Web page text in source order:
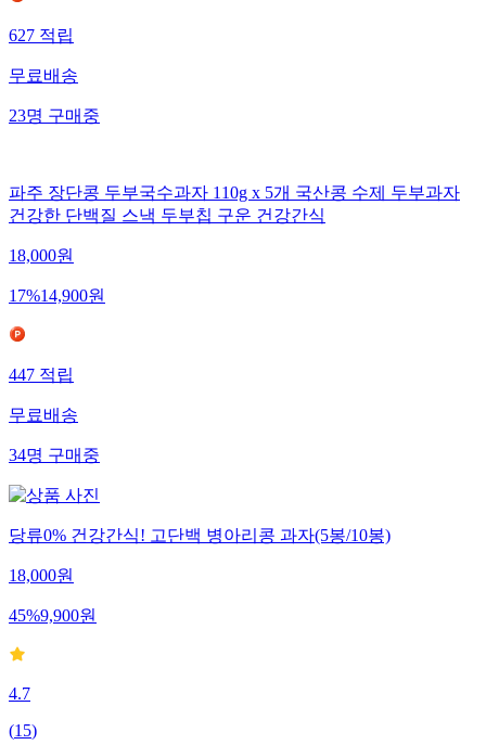
627 적립
무료배송
23명 구매중
파주 장단콩 두부국수과자 110g x 5개 국산콩 수제 두부과자
건강한 단백질 스낵 두부칩 구운 건강간식
18,000원
17%14,900원
447적립
무료배송
34명구매중
당류0% 건강간식! 고단백 병아리콩 과자(5봉/10봉)
18,000원
45%9,900원
4.7
(15)